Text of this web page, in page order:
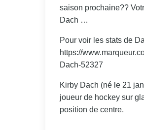
saison prochaine??
Dach …
Pour voir les stats de
https://
Dach-52327
Kirby Dach (né le 21
joueur de hockey sur
position de centre.